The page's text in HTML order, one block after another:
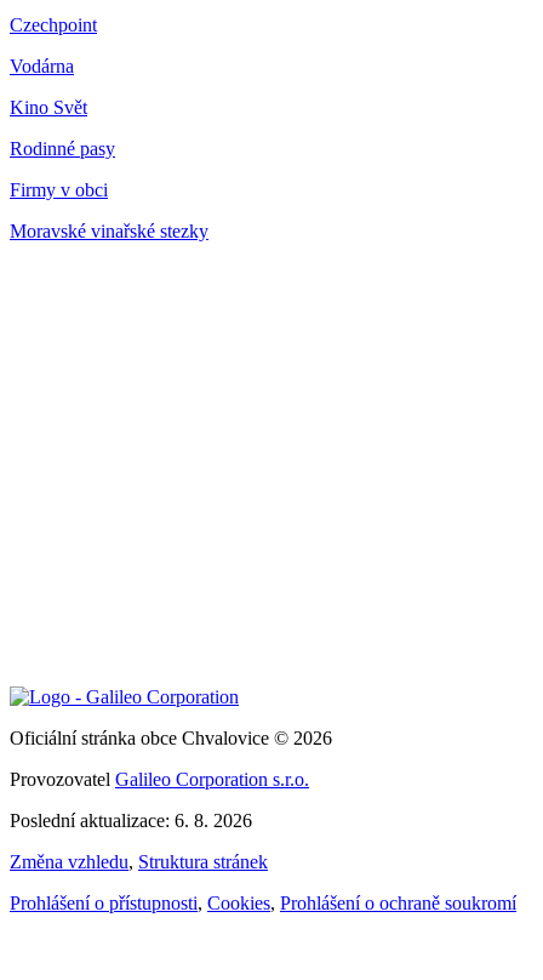
Czechpoint
Vodárna
Kino Svět
Rodinné pasy
Firmy v obci
Moravské vinařské stezky
Oficiální stránka obce Chvalovice © 2026
Provozovatel Galileo Corporation s.r.o.
Poslední aktualizace: 6. 8. 2026
Změna vzhledu, Struktura stránek
Prohlášení o přístupnosti, Cookies, Prohlášení o ochraně soukromí